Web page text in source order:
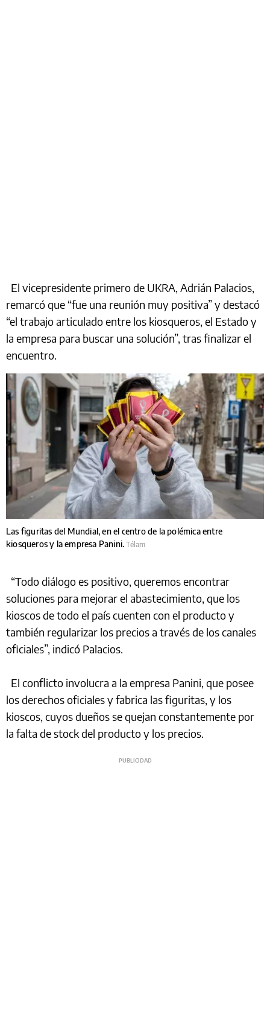
El vicepresidente primero de UKRA, Adrián Palacios,
remarcó que “fue una reunión muy positiva” y destacó
“el trabajo articulado entre los kiosqueros, el Estado y
la empresa para buscar una solución”, tras finalizar el
encuentro.
Las figuritas del Mundial, en el centro de la polémica entre
kiosqueros y la empresa Panini.Télam
“Todo diálogo es positivo, queremos encontrar
soluciones para mejorar el abastecimiento, que los
kioscos de todo el país cuenten con el producto y
también regularizar los precios a través de los canales
oficiales”, indicó Palacios.
El conflicto involucra a la empresa Panini, que posee
los derechos oficiales y fabrica las figuritas, y los
kioscos, cuyos dueños se quejan constantemente por
la falta de stock del producto y los precios.